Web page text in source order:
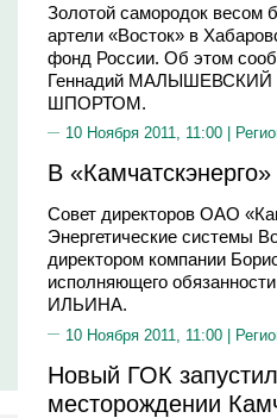
Золотой самородок весом
артели «Восток» в
фонд России. Об этом
Геннадий МАЛЫШЕВСКИЙ
ШПОРТОМ.
10 Ноября 2011, 11:00 |
В
Совет директоров ОАО
Энергетические системы
директором компании
исполняющего
ИЛЬИНА.
10 Ноября 2011, 11:00 |
Новый ГОК
месторождении